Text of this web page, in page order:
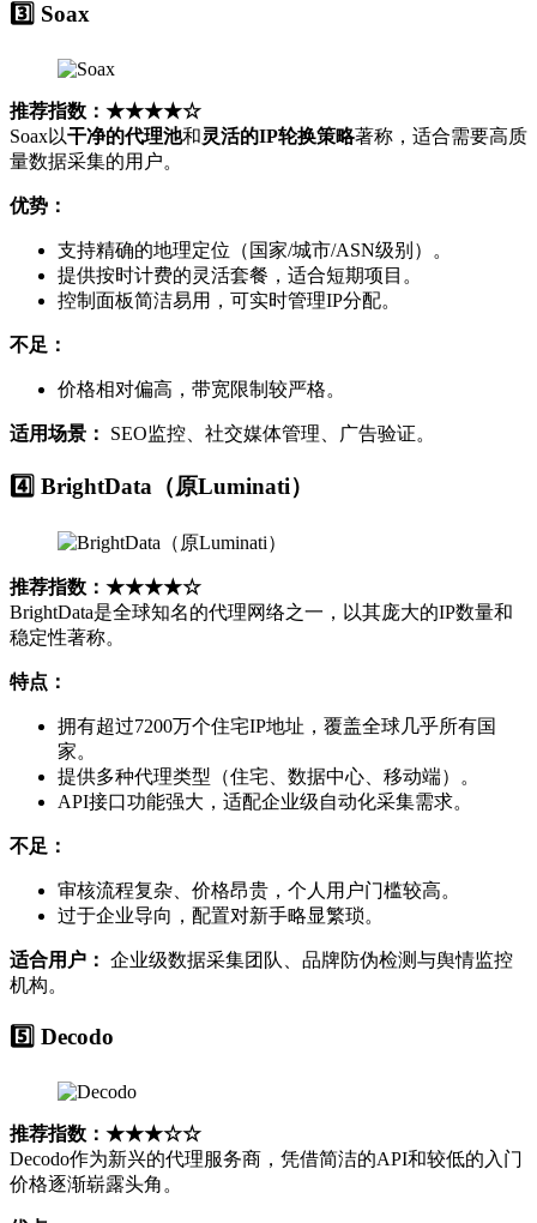
3️⃣ Soax
推荐指数：★★★★☆
Soax以干净的代理池和灵活的IP轮换策略著称，适合需要高质
量数据采集的用户。
优势：
支持精确的地理定位（国家/城市/ASN级别）。
提供按时计费的灵活套餐，适合短期项目。
控制面板简洁易用，可实时管理IP分配。
不足：
价格相对偏高，带宽限制较严格。
适用场景： SEO监控、社交媒体管理、广告验证。
4️⃣ BrightData（原Luminati）
推荐指数：★★★★☆
BrightData是全球知名的代理网络之一，以其庞大的IP数量和
稳定性著称。
特点：
拥有超过7200万个住宅IP地址，覆盖全球几乎所有国
家。
提供多种代理类型（住宅、数据中心、移动端）。
API接口功能强大，适配企业级自动化采集需求。
不足：
审核流程复杂、价格昂贵，个人用户门槛较高。
过于企业导向，配置对新手略显繁琐。
适合用户： 企业级数据采集团队、品牌防伪检测与舆情监控
机构。
5️⃣ Decodo
推荐指数：★★★☆☆
Decodo作为新兴的代理服务商，凭借简洁的API和较低的入门
价格逐渐崭露头角。